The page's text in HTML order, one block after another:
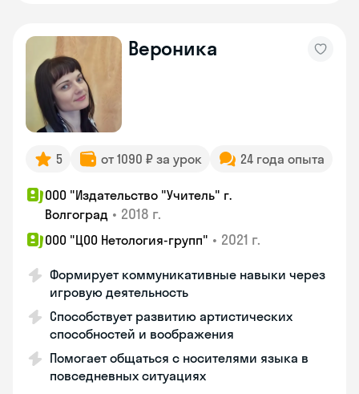
Вероника
5 от 1090 ₽ за урок 24 года опыта
ООО "Издательство "Учитель" г.
Волгоград • 2018 г.
ООО "ЦОО Нетология-групп" • 2021 г.
Формирует коммуникативные навыки через
игровую деятельность
Способствует развитию артистических
способностей и воображения
Помогает общаться с носителями языка в
повседневных ситуациях